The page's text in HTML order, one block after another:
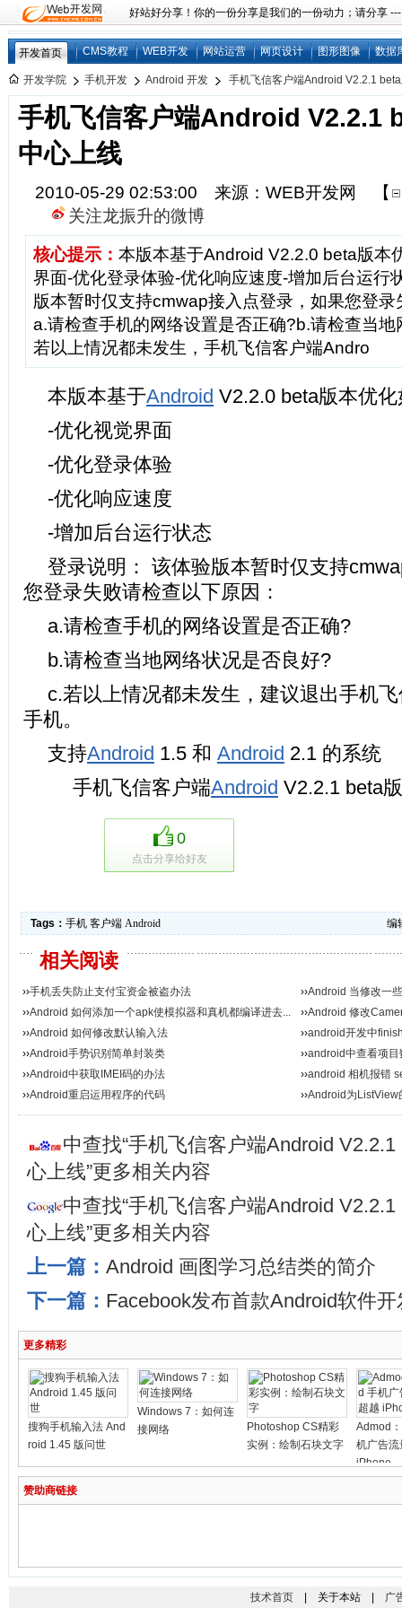
好站好分享！你的一份分享是我们的一份动力；请分享
开发首页 CMS教程 WEB开发 网站运营 网页设计 图形图像 数据
开发学院 手机开发 Android 开发 手机飞信客户端Android V2.2.1
手机飞信客户端Android V2.2.1
中心上线
2010-05-29 02:53:00 来源：WEB开发网
【
关注龙振升的微博
核心提示： 本版本基于Android V2.2.0 beta版本
界面-优化登录体验-优化响应速度-增加后台运行
版本暂时仅支持cmwap接入点登录，如果您登
a.请检查手机的网络设置是否正确?b.请检查当
若以上情况都未发生，手机飞信客户端Andro
本版本基于Android V2.2.0 beta版本优
-优化视觉界面
-优化登录体验
-优化响应速度
-增加后台运行状态
登录说明： 该体验版本暂时仅支持
您登录失败请检查以下原因：
a.请检查手机的网络设置是否正确?
b.请检查当地网络状况是否良好?
c.若以上情况都未发生，建议退出手机
手机。
支持Android 1.5 和 Android 2.1 的系统
手机飞信客户端Android V2.2.1 beta版
0
点击分享给好友
Tags： 手机 客户端 Android 编
相关阅读
››手机丢失防止支付宝资金被盗办法 ››Android 当修改一
››Android 如何添加一个apk使模拟器和真机都编译进去... ››Android 修改
››Android 如何修改默认输入法 ››android开发中
››Android手势识别简单封装类 ››android中查看项
››Android中获取IMEI码的办法 ››android 相机报错
››Android重启运用程序的代码 ››Android为ListView
中查找“手机飞信客户端Android
心上线”更多相关内容
中查找“手机飞信客户端Android
心上线”更多相关内容
上一篇： Android 画图学习总结类的简介
下一篇： Facebook发布首款Android软件
更多精彩
搜狗手机输入法 And
roid 1.45 版问世
Windows 7：如何连
接网络
Photoshop CS精彩
实例：绘制石块文字
Admod
机广告流
iPhone
赞助商链接
技术首页| 关于本站 | 广